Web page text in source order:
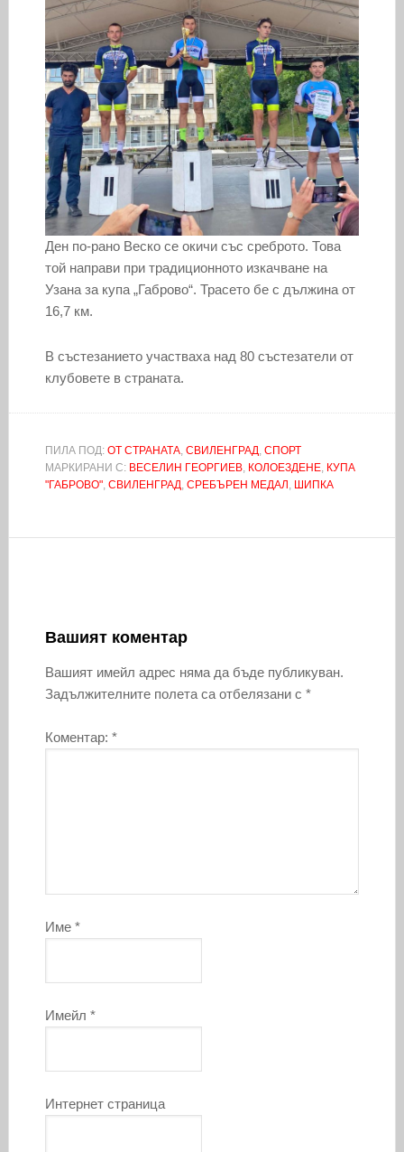
Ден по-рано Веско се окичи със среброто. Това
той направи при традиционното изкачване на
Узана за купа „Габрово“. Трасето бе с дължина от
16,7 км.
В състезанието участваха над 80 състезатели от
клубовете в страната.
ПИЛА ПОД: ОТ СТРАНАТА, СВИЛЕНГРАД, СПОРТ
МАРКИРАНИ С: ВЕСЕЛИН ГЕОРГИЕВ, КОЛОЕЗДЕНЕ, КУПА
"ГАБРОВО", СВИЛЕНГРАД, СРЕБЪРЕН МЕДАЛ , ШИПКА
Вашият коментар
Вашият имейл адрес няма да бъде публикуван.
Задължителните полета са отбелязани с *
Коментар: *
Име *
Имейл *
Интернет страница